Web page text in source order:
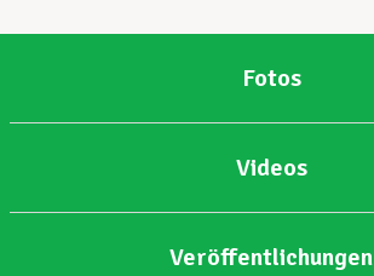
Fotos
Videos
Veröffentlichungen